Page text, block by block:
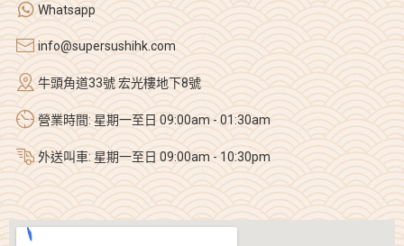
Whatsapp
info@supersushihk.com
牛頭角道33號 宏光樓地下8號
營業時間: 星期一至日 09:00am - 01:30am
外送叫車: 星期一至日 09:00am - 10:30pm